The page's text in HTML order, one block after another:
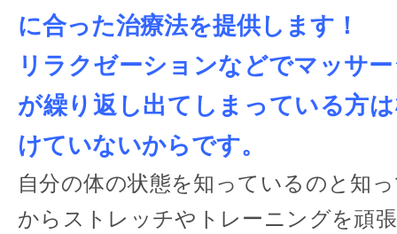
に合った治療法を提供します！
リラクゼーションなどでマッサ
が繰り返し出てしまっている方
けていないからです。
自分の体の状態を知っているのと知
からストレッチやトレーニングを頑